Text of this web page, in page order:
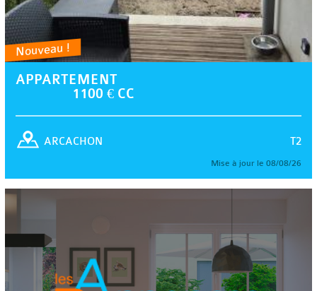
Nouveau !
APPARTEMENT
1100 € CC
T2
ARCACHON
Mise à jour le 08/08/26